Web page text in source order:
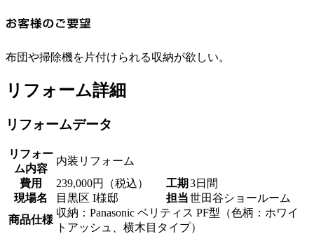
布団や掃除機を片付けられる収納が欲しい。
リフォーム詳細
リフォームデータ
リフォー
ム内容
内装リフォーム
費用
239,000円（税込） 工期 3日間
現場名
目黒区 I様邸 担当世田谷ショールーム
商品仕様
収納：Panasonic ベリティス PF型（色柄：ホワイ
トアッシュ、横木目タイプ）